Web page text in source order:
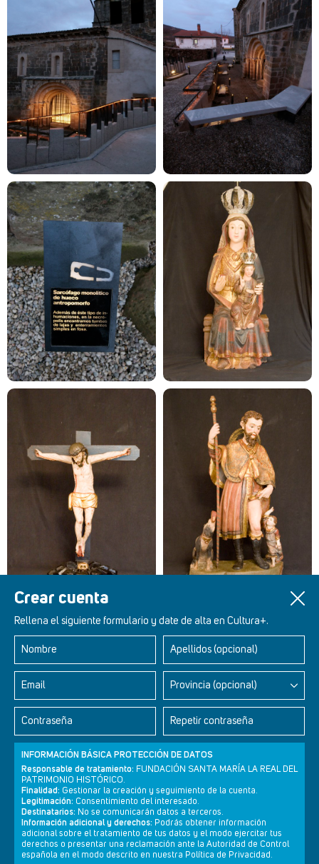
Crear cuenta
Rellena el siguiente formulario y date de alta en Cultura+.
Nombre Apellidos (opcional)
Email Provincia (opcional)
Contraseña Repetir contraseña
INFORMACIÓN BÁSICA PROTECCIÓN DE DATOS
Responsable de tratamiento: FUNDACIÓN SANTA MARÍA LA REAL DEL
PATRIMONIO HISTÓRICO.
Finalidad: Gestionar la creación y seguimiento de la cuenta.
Legitimación: Consentimiento del interesado.
Destinatarios: No se comunicarán datos a terceros.
Información adicional y derechos: Podrás obtener información
adicional sobre el tratamiento de tus datos y el modo ejercitar tus
derechos o presentar una reclamación ante la Autoridad de Control
española en el modo descrito en nuestra Política de Privacidad.
Retablos Renacentistas Este de León
Newsletter Aviso legal Política de privacidad Política de cookies